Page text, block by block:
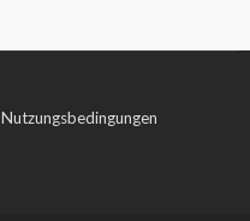
Nutzungsbedingungen